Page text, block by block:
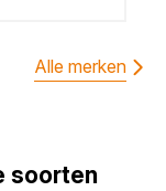
Alle merken
soorten